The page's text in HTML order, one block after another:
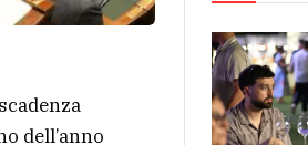
dell’anno